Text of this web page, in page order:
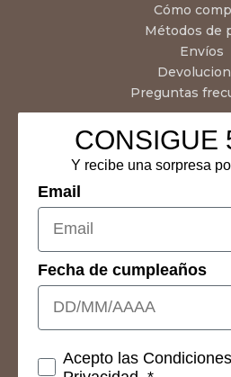
Cómo
Métodos de
Envíos
Preguntas
CONSIGUE
Y recibe una sorpresa
Email
Fecha de cumpleaños
Consetimientos
Acepto las